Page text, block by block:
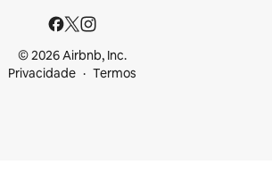
© 2026 Airbnb, Inc.
Privacidade
Termos